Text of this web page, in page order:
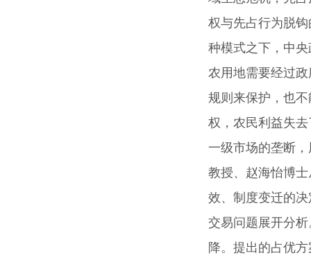
权与先占行为脱
种模式之下，中
农用地需要经过
规则来保护，也
权，农民利益失
一级市场的垄断
教授、赵海怡博
效、制度变迁的
交易问题展开分
降。提出的占优